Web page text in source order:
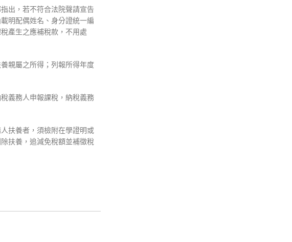
出，若不符合法院聲請宣告
明配偶姓名、身分證統一編
產生之應補稅款，不用處
親屬之所得；列報所得年度
義務人申報課稅，納稅義務
扶養者，須檢附在學證明或
扶養，追減免稅額並補徵稅